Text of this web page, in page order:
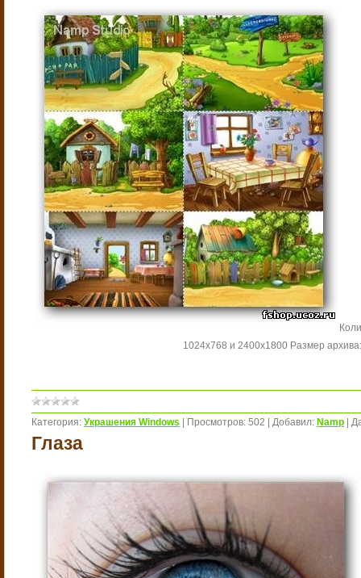
1024х768 и 2400х1800 Размер
Категория: Украшения Windows Просмотров: 502 Добавил: Namp
Глаза